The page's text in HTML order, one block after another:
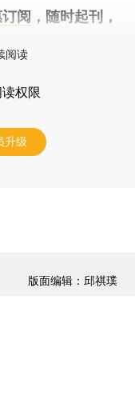
阅 ，随时起刊，
阅读
权限
升级
版面编辑：邱祺璞